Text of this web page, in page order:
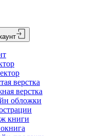
верстка
верстка
обложки
книги